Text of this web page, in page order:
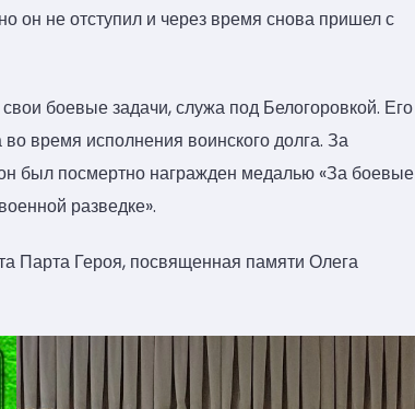
он не отступил и через время снова пришел с
боевые задачи, служа под Белогоровкой. Его
время исполнения воинского долга. За
был посмертно награжден медалью «За боевые
разведке».
Парта Героя, посвященная памяти Олега